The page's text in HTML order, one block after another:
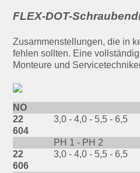
FLEX-DOT-
Zusammenstellungen, die in
fehlen sollten. Eine
Monteure und
NO
22
604
3,0 - 4,0 - 5,5 - 6,5
PH 1 - PH 2
22
606
3,0 - 4,0 - 5,5 - 6,5